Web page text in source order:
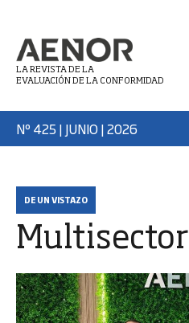
LA REVISTA DE LA
EVALUACIÓN DE LA CONFORMIDAD
Nº 425 | JUNIO| 2026
DE UN VISTAZO
Multisector